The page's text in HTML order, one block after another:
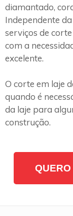
diamantado,
Independente
serviços de
com a
excelente.
O corte em laje
quando é
da laje para
construção.